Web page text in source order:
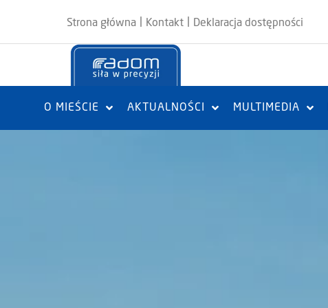
Strona główna Kontakt Deklaracja dostępności
O MIEŚCIE AKTUALNOŚCI MULTIMEDIA